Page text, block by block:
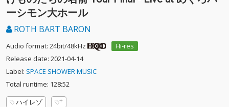
ーシモン大ホール
ROTH BART BARON
Audio format: 24bit/48kHz
Hi-res
Release date: 2021-04-14
Label: SPACE SHOWER MUSIC
Total runtime: 128:52
ハイレゾ